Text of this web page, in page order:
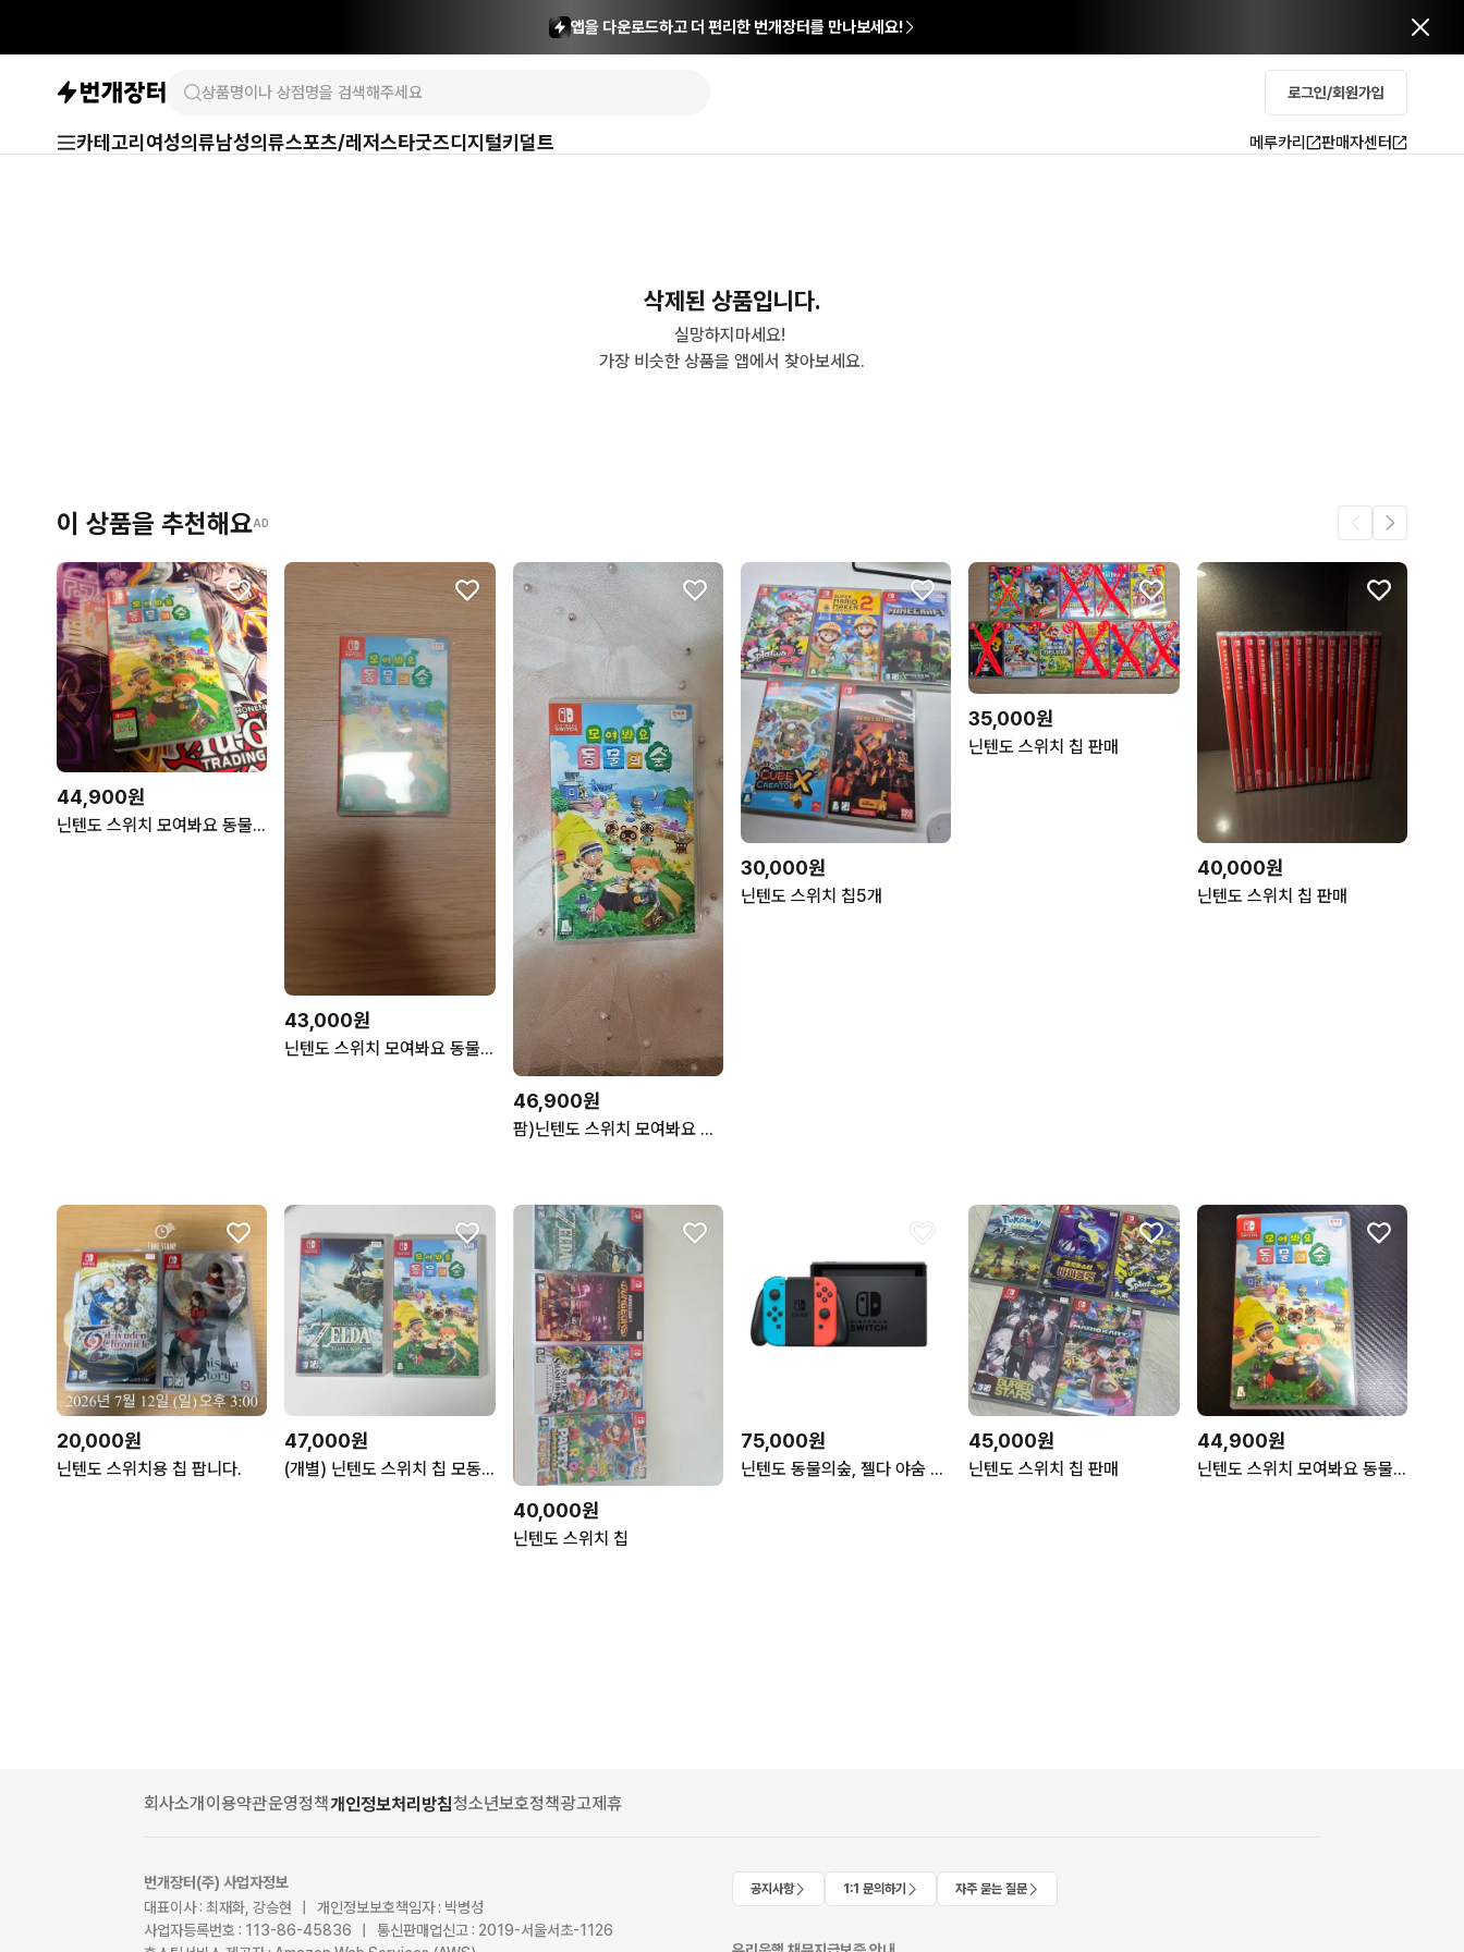
앱을 다운로드하고 더 편리한 번개장터를 만나보세요!
로그인/회원가입
카테고리 여성의류남성의류스포츠/레저스타굿즈디지털키덜트 메루카리 판매자센터
삭제된 상품입니다.
실망하지마세요!
가장 비슷한 상품을 앱에서 찾아보세요.
이 상품을 추천해요AD
44,900원
닌텐도 스위치 모여봐요 동물의숲 곽팩
43,000원
닌텐도 스위치 모여봐요 동물의 숲
46,900원
팜)닌텐도 스위치 모여봐요 동물의 숲 모동숲 동숲
30,000원
닌텐도 스위치 칩5개
35,000원
닌텐도 스위치 칩 판매
40,000원
닌텐도 스위치 칩 판매
20,000원
닌텐도 스위치용 칩 팝니다.
47,000원
(개별) 닌텐도 스위치 칩 모동숲 동물의 숲 젤다의 전설 왕눈 왕국의 눈물
40,000원
닌텐도 스위치 칩
75,000원
닌텐도 동물의숲, 젤다 야숨 칩 75000
45,000원
닌텐도 스위치 칩 판매
44,900원
닌텐도 스위치 모여봐요 동물의 숲 모동숲
회사소개 이용약관운영정책개인정보처리방침청소년보호정책광고제휴
번개장터(주) 사업자정보
대표이사 : 최재화, 강승현 | 개인정보보호책임자 : 박병성
사업자등록번호 : 113-86-45836 | 통신판매업신고 : 2019-서울서초-1126
공지사항 1:1 문의하기 자주 묻는 질문